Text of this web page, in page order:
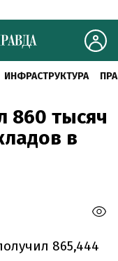
ИНФРАСТРУКТУРА
860 тысяч
в
865,444